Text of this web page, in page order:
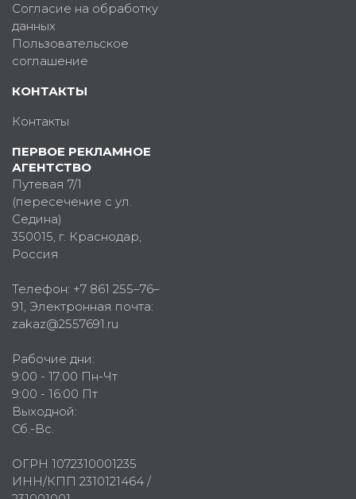
Согласие на обработку
данных
Пользовательское
соглашение
КОНТАКТЫ
Контакты
ПЕРВОЕ РЕКЛАМНОЕ
АГЕНТСТВО
Путевая 7/1
(пересечение с ул.
Седина)
350015, г. Краснодар,
Россия
Телефон: +7 861 255–76–
91, Электронная почта:
zakaz@2557691.ru
Рабочие дни:
9:00 - 17:00 Пн-Чт
9:00 - 16:00 Пт
Выходной:
Сб.-Вс.
ОГРН 1072310001235
ИНН/КПП 2310121464 /